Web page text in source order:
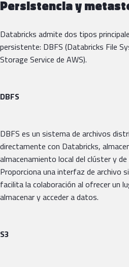
Persistencia y
Databricks admite dos tipos
persistente: DBFS (Databricks File
Storage Service de AWS).
DBFS
DBFS es un sistema de archivos
directamente con Databricks,
almacenamiento local del clúster y
Proporciona una interfaz de archivo
facilita la colaboración al ofrecer un
almacenar y acceder a datos.
S3